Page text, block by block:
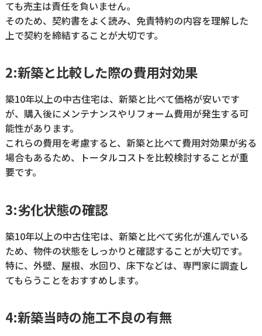
ても売主は責任を負いません。
そのため、契約書をよく読み、免責特約の内容を理解した
上で契約を締結することが大切です。
2:新築と比較した際の費用対効果
築10年以上の中古住宅は、新築と比べて価格が安いです
が、購入後にメンテナンスやリフォーム費用が発生する可
能性があります。
これらの費用を考慮すると、新築と比べて費用対効果が劣る
場合もあるため、トータルコストを比較検討することが重
要です。
3:劣化状態の確認
築10年以上の中古住宅は、新築と比べて劣化が進んでいる
ため、物件の状態をしっかりと確認することが大切です。
特に、外壁、屋根、水回り、床下などは、専門家に調査し
てもらうことをおすすめします。
4:新築当時の施工不良の有無